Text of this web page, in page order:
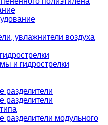
увлажнители воздуха
и гидрострелки
разделители
разделители
разделители модульного